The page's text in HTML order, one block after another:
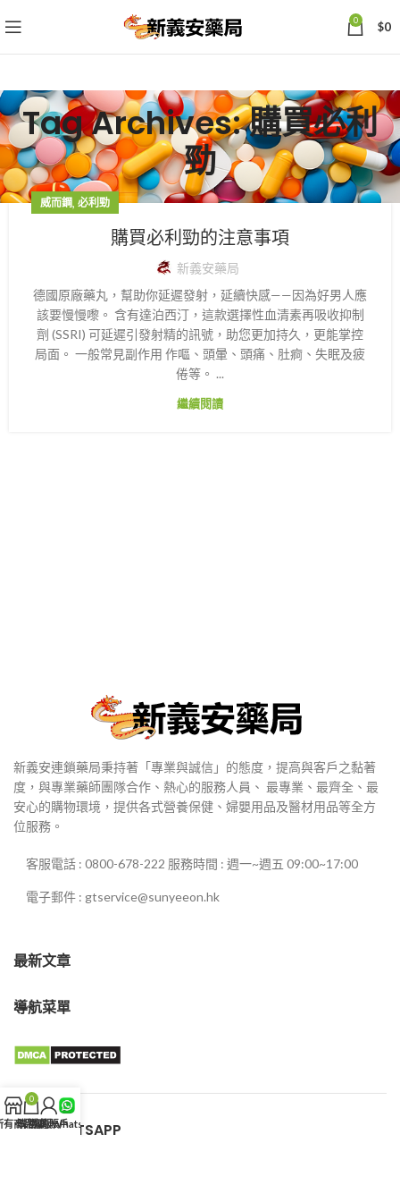
0 $0
Tag Archives: 購買必利
勁
威而鋼, 必利勁
購買必利勁的注意事項
新義安藥局
德國原廠藥丸，幫助你延遲發射，延續快感——因為好男人應
該要慢慢嚟。 含有達泊西汀，這款選擇性血清素再吸收抑制
劑 (SSRI) 可延遲引發射精的訊號，助您更加持久，更能掌控
局面。 一般常見副作用 作嘔、頭暈、頭痛、肚痾、失眠及疲
倦等。 ...
繼續閱讀
新義安連鎖藥局秉持著「專業與誠信」的態度，提高與客戶之黏著
度，與專業藥師團隊合作、熱心的服務人員、 最專業、最齊全、最
安心的購物環境，提供各式營養保健、婦嬰用品及醫材用品等全方
位服務。
客服電話 : 0800-678-222 服務時間 : 週一~週五 09:00~17:00
電子郵件 : gtservice@sunyeeon.hk
最新文章
導航菜單
客服WHATSAPP
有商品
0
購物車我的賬戶
客服WhatsApp